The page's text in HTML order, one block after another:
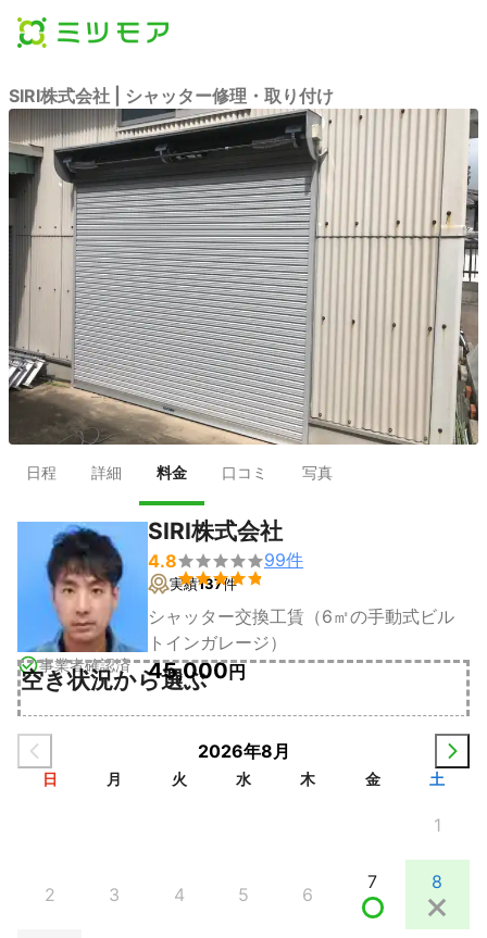
SIRI株式会社 | シャッター修理・取り付け
日程 詳細 料金 口コミ 写真
事業者確認済
SIRI株式会社
4.8

99件
実績137件
シャッター交換工賃（6㎡の手動式ビル
トインガレージ）
45,000円
空き状況から選ぶ
2026年8月
日 月 火 水 木 金 土
1
2 3 4 5 6
7 8